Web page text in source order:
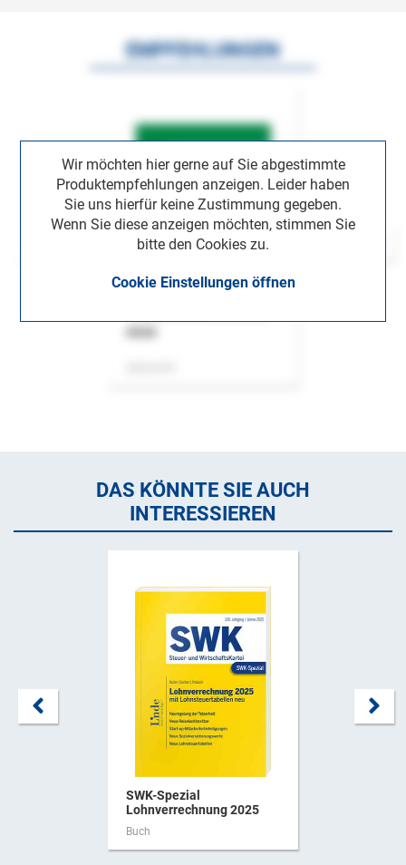
Wir möchten hier gerne auf Sie abgestimmte
Produktempfehlungen anzeigen. Leider haben
Sie uns hierfür keine Zustimmung gegeben.
Wenn Sie diese anzeigen möchten, stimmen Sie
bitte den Cookies zu.
Cookie Einstellungen öffnen
EMPFEHLUNGEN
DAS KÖNNTE SIE AUCH
INTERESSIEREN
SWK-Spezial
Lohnverrechnung 2025
Buch